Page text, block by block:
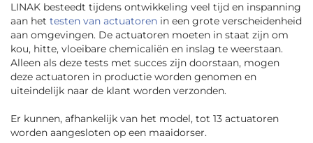
LINAK besteedt tijdens ontwikkeling veel tijd en inspanning
aan het testen van actuatoren in een grote verscheidenheid
aan omgevingen. De actuatoren moeten in staat zijn om
kou, hitte, vloeibare chemicaliën en inslag te weerstaan.
Alleen als deze tests met succes zijn doorstaan, mogen
deze actuatoren in productie worden genomen en
uiteindelijk naar de klant worden verzonden.
Er kunnen, afhankelijk van het model, tot 13 actuatoren
worden aangesloten op een maaidorser.